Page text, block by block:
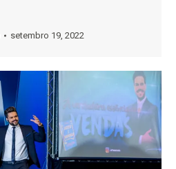
setembro 19, 2022